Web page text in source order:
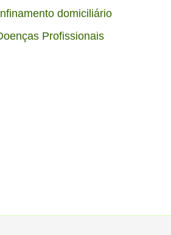
domiciliário
Profissionais